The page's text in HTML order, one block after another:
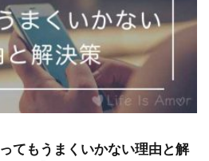
てもうまくいかない理由と解